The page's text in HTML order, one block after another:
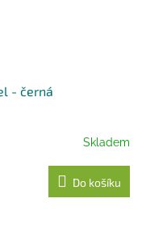
- černá
Skladem
Do košíku